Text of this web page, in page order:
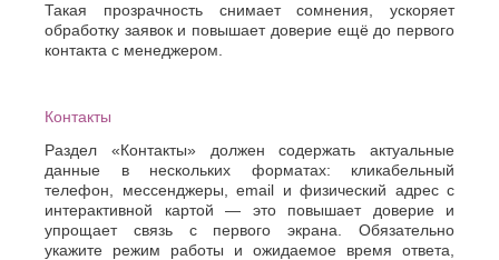
Такая прозрачность снимает сомнения, ускоряет
обработку заявок и повышает доверие ещё до первого
контакта с менеджером.
Контакты
Раздел «Контакты» должен содержать актуальные
данные в нескольких форматах: кликабельный
телефон, мессенджеры, email и физический адрес с
интерактивной картой — это повышает доверие и
упрощает связь с первого экрана. Обязательно
укажите режим работы и ожидаемое время ответа,